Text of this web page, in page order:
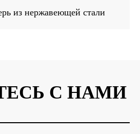
из нержавеющей стали
С НАМИ